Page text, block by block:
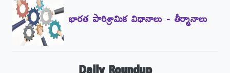
భారత పారిశ్రామిక విధానాలు - తీర్మానాలు